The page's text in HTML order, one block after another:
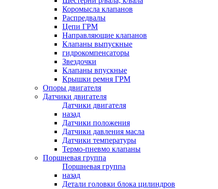
Коромысла клапанов
Распредвалы
Цепи ГРМ
Направляющие клапанов
Клапаны выпускные
гидрокомпенсаторы
Звездочки
Клапаны впускные
Крышки ремня ГРМ
Опоры двигателя
Датчики двигателя
Датчики двигателя
назад
Датчики положения
Датчики давления масла
Датчики температуры
Термо-пневмо клапаны
Поршневая группа
Поршневая группа
назад
Детали головки блока цилиндров